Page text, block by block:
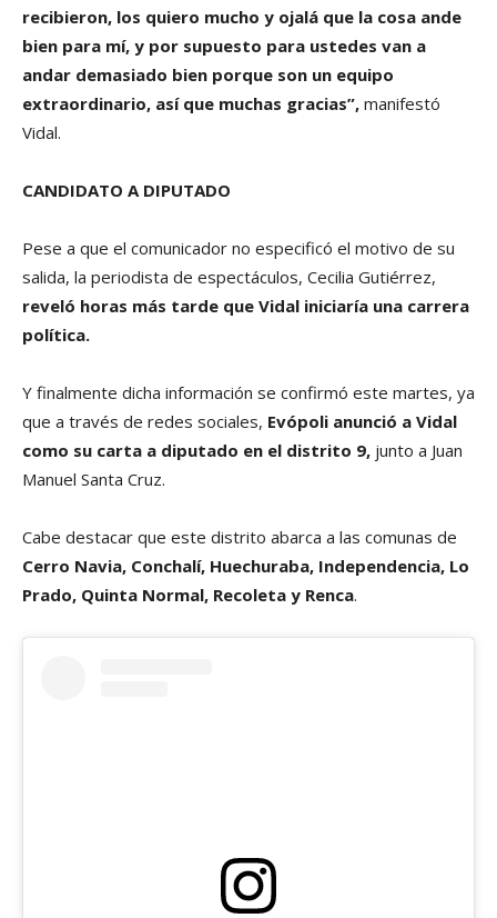
recibieron, los quiero mucho y ojalá que la cosa ande
bien para mí, y por supuesto para ustedes van a
andar demasiado bien porque son un equipo
extraordinario, así que muchas gracias”, manifestó
Vidal.
CANDIDATO A DIPUTADO
Pese a que el comunicador no especificó el motivo de su
salida, la periodista de espectáculos, Cecilia Gutiérrez,
reveló horas más tarde que Vidal iniciaría una carrera
política.
Y finalmente dicha información se confirmó este martes, ya
que a través de redes sociales, Evópoli anunció a Vidal
como su carta a diputado en el distrito 9, junto a Juan
Manuel Santa Cruz.
Cabe destacar que este distrito abarca a las comunas de
Cerro Navia, Conchalí, Huechuraba, Independencia, Lo
Prado, Quinta Normal, Recoleta y Renca.